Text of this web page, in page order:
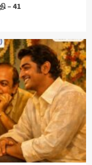
– 41